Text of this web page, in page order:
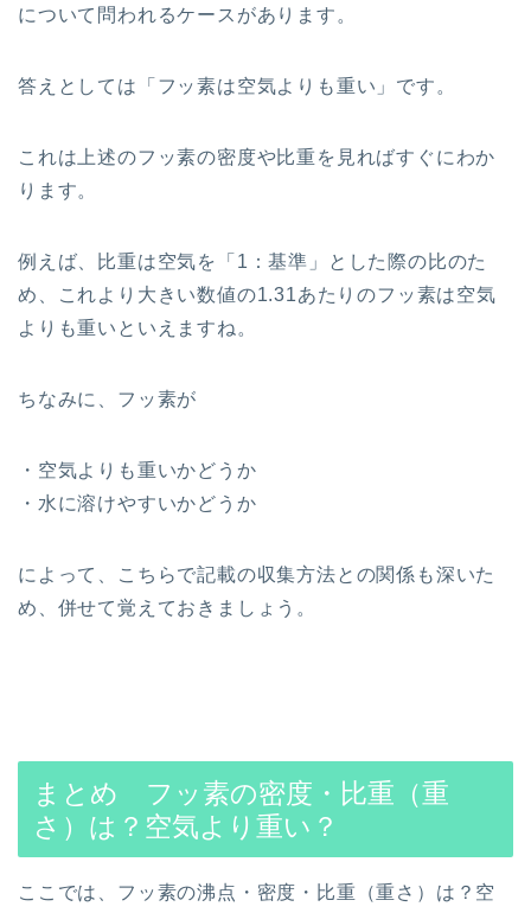
について問われるケースがあります。
答えとしては「フッ素は空気よりも重い」です。
これは上述のフッ素の密度や比重を見ればすぐにわか
ります。
例えば、比重は空気を「1：基準」とした際の比のた
め、これより大きい数値の1.31あたりのフッ素は空気
よりも重いといえますね。
ちなみに、フッ素が
・空気よりも重いかどうか
・水に溶けやすいかどうか
によって、こちらで記載の収集方法との関係も深いた
め、併せて覚えておきましょう。
まとめ フッ素の密度・比重（重
さ）は？空気より重い？
ここでは、フッ素の沸点・密度・比重（重さ）は？空